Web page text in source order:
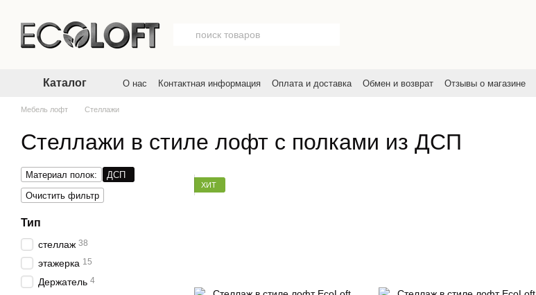
Каталог О нас Контактная информация Оплата и доставка Обмен и возврат Отзывы о магазине
Мебель лофт Стеллажи
Стеллажи в стиле лофт с полками из ДСП
ХИТ
Материал полок:
ДСП
Очистить фильтр
Тип
стеллаж 38
этажерка 15
Держатель 4